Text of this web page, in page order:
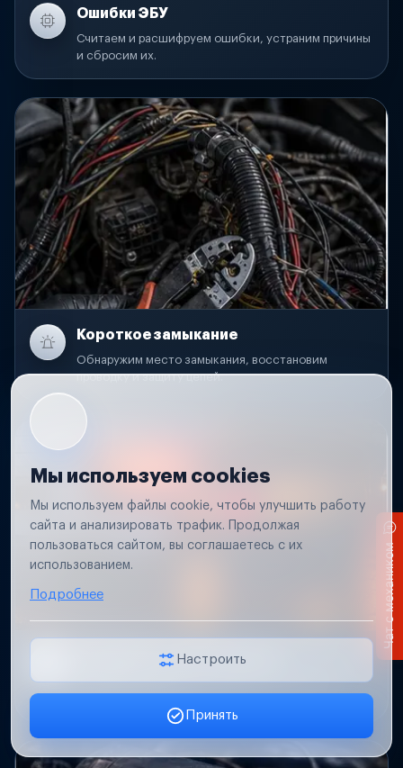
Ошибки ЭБУ
Считаем и расшифруем ошибки, устраним причины
и сбросим их.
Короткое замыкание
Обнаружим место замыкания, восстановим
проводку и защиту цепей.
Не работает свет прицепа
Проверим проводку и разъемы, восстановим
Мы используем cookies
Мы используем файлы cookie, чтобы улучшить работу
сайта и анализировать трафик. Продолжая
пользоваться сайтом, вы соглашаетесь с их
использованием.
Подробнее
Настроить
Принять
Заявка онлайн
Чат с механиком